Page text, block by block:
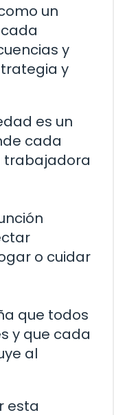
un
y
y
es un
cada
trabajadora
o cuidar
que todos
y que cada
al
esta